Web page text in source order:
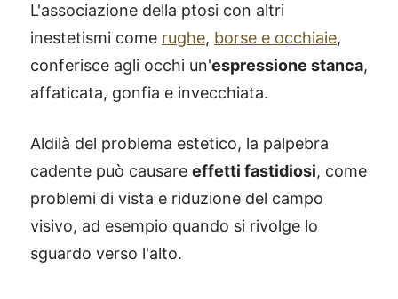
L'associazione della ptosi con altri
inestetismi come rughe, borse e occhiaie,
conferisce agli occhi un'espressione stanca,
affaticata, gonfia e invecchiata.
Aldilà del problema estetico, la palpebra
cadente può causare effetti fastidiosi, come
problemi di vista e riduzione del campo
visivo, ad esempio quando si rivolge lo
sguardo verso l'alto.